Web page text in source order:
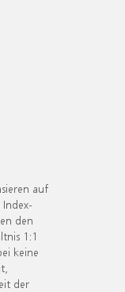
auf
den
1:1
keine
der